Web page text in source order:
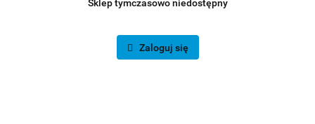
Sklep tymczasowo niedostępny
Zaloguj się